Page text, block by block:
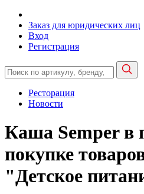
Заказ для юридических лиц
Вход
Регистрация
Ресторация
Новости
Каша Semper в
покупке
"Детское